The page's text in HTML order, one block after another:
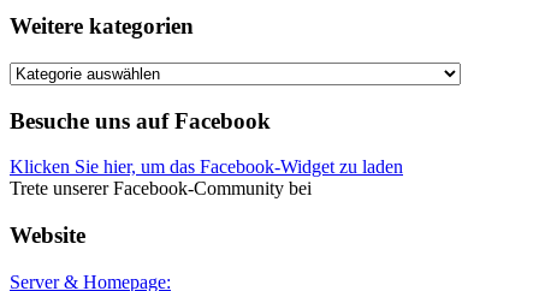
Weitere kategorien
Weitere
Besuche uns auf Facebook
Klicken Sie hier, um das Facebook-Widget zu laden
Trete unserer Facebook-Community bei
Website
Server & Homepage: